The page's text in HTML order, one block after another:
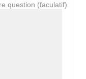
question (faculatif)